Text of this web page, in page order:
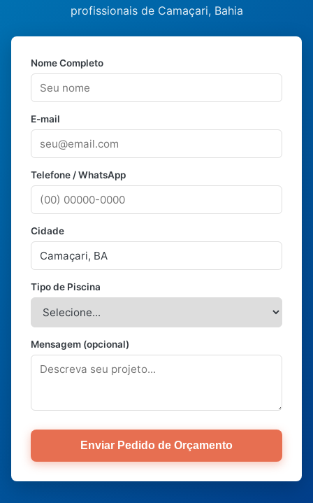
profissionais de Camaçari, Bahia
Nome Completo
E-mail
Telefone / WhatsApp
Cidade
Tipo de Piscina
Mensagem (opcional)
Enviar Pedido de Orçamento